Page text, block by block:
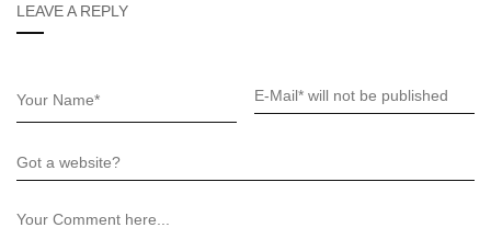
LEAVE A REPLY